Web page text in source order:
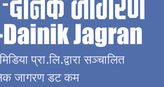
प्रा.लि.द्वारा सञ्चालित
जागरण डट कम